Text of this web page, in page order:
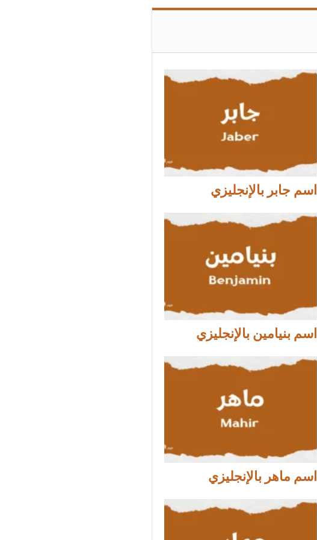
اسم جابر بالإنجليزي
اسم بنيامين بالإنجليزي
اسم ماهر بالإنجليزي